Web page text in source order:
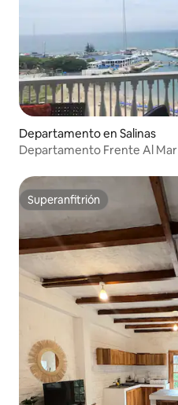
Departamento en Salinas
Departamento Frente Al Mar
Superanfitrión
Superanfitrión